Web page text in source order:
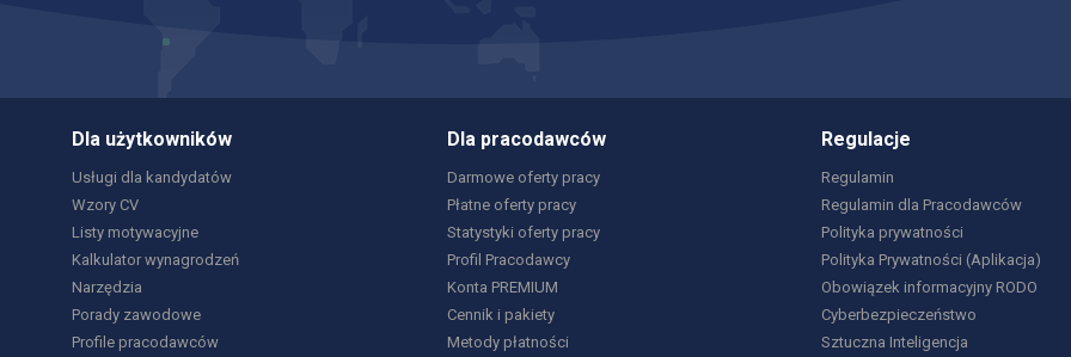
Dla użytkowników
Usługi dla kandydatów
Wzory CV
Listy motywacyjne
Kalkulator wynagrodzeń
Narzędzia
Porady zawodowe
Profile pracodawców
Dla pracodawców
Darmowe oferty pracy
Płatne oferty pracy
Statystyki oferty pracy
Profil Pracodawcy
Konta PREMIUM
Cennik i pakiety
Metody płatności
Regulacje
Regulamin
Regulamin dla Pracodawców
Polityka prywatności
Polityka Prywatności (Aplikacja)
Obowiązek informacyjny RODO
Cyberbezpieczeństwo
Sztuczna Inteligencja